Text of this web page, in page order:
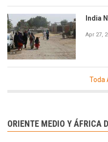
India
Apr 27,
Toda
ORIENTE MEDIO Y ÁFRICA